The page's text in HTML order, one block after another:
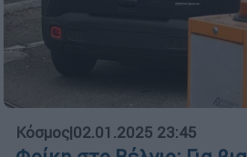
Κόσμος|02.01.2025 23:45